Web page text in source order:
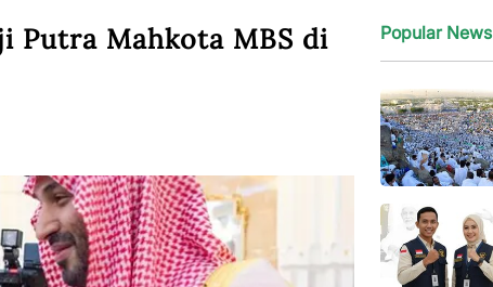
Putra Mahkota MBS di
Popular News